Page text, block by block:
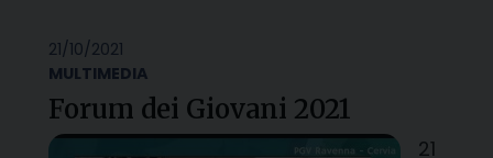
21/10/2021
MULTIMEDIA
Forum dei Giovani 2021
21